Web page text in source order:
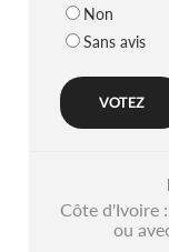
Non
Sans avis
Côte d'Ivoire
ou